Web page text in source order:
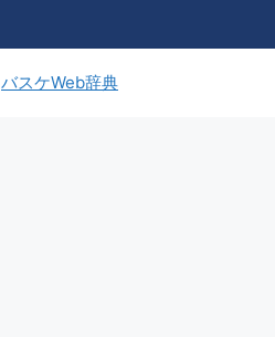
バスケWeb辞典